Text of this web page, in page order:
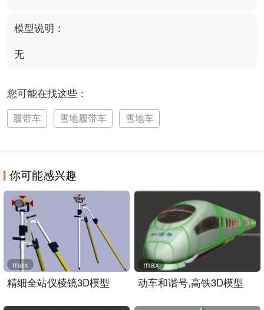
模型说明：
无
您可能在找这些：
履带车 雪地履带车 雪地车
你可能感兴趣
精细全站仪棱镜3D模型
max
动车和谐号,高铁3D模型
max